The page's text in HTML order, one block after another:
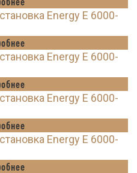
Energy E 6000-
Energy E 6000-
Energy E 6000-
Energy E 6000-